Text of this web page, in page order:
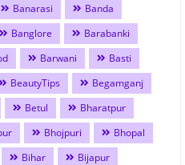
Banarasi
Banda
Banglore
Barabanki
Barwani
Basti
BeautyTips
Begamganj
Betul
Bharatpur
Bhojpuri
Bhopal
Bihar
Bijapur